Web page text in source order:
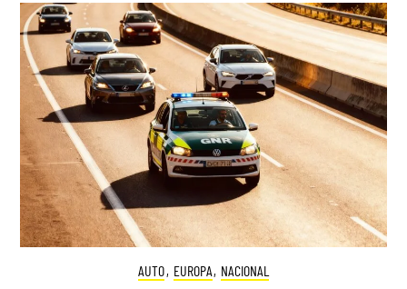
AUTO, EUROPA, NACIONAL